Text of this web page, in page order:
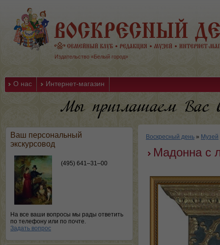
Издательство «Белый город»
О нас Интернет-магазин
Ваш персональный
экскурсовод
(495) 641–31–00
На все ваши вопросы мы рады ответить
по телефону или по почте.
Задать вопрос
Воскресный день » Музей
Мадонна с